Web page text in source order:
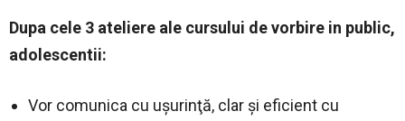
Dupa cele 3 ateliere ale cursului de vorbire in public,
adolescentii:
Vor comunica cu uşurinţă, clar şi eficient cu